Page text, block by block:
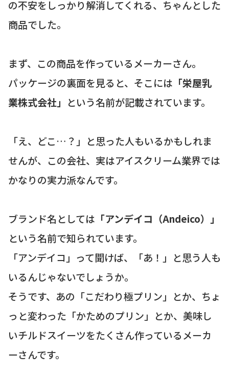
の不安をしっかり解消してくれる、ちゃんとした
商品でした。
まず、この商品を作っているメーカーさん。
パッケージの裏面を見ると、そこには 「栄屋乳
業株式会社」 という名前が記載されています。
「え、どこ…？」と思った人もいるかもしれま
せんが、この会社、実はアイスクリーム業界では
かなりの実力派なんです。
ブランド名としては 「アンデイコ（Andeico）」
という名前で知られています。
「アンデイコ」って聞けば、「あ！」と思う人も
いるんじゃないでしょうか。
そうです、あの「こだわり極プリン」とか、ちょ
っと変わった「かためのプリン」とか、美味し
いチルドスイーツをたくさん作っているメーカ
ーさんです。